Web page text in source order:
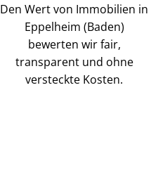
Den Wert von Immobilien in
Eppelheim (Baden)
bewerten wir fair,
transparent und ohne
versteckte Kosten.